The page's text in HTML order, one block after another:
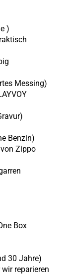
)
Messing)
Benzin)
Zippo
Box
30 Jahre)
reparieren